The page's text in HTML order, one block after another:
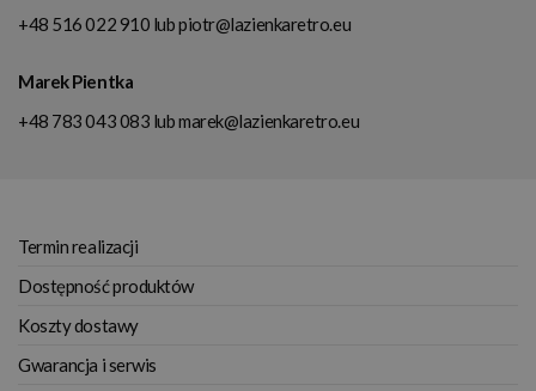
+48 516 022 910 lubpiotr@lazienkaretro.eu
Marek Pientka
+48 783 043 083 lubmarek@lazienkaretro.eu
Termin realizacji
Dostępność produktów
Koszty dostawy
Gwarancja i serwis